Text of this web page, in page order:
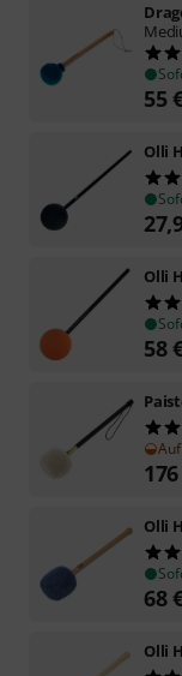
55
Olli
Olli
58
176
Olli
68
Olli